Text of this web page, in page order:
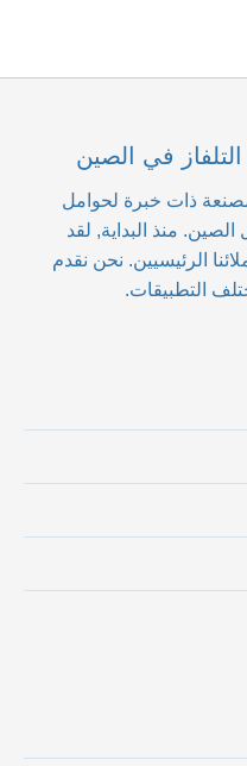
في الصين
ذات خبرة لحوامل
منذ البداية, لقد
الرئيسيين. نحن نقدم
التطبيقات.